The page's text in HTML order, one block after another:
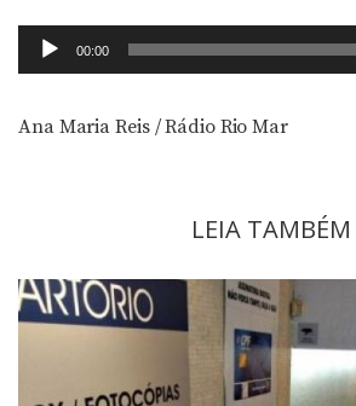
Tocador
de
00:00
Ana Maria Reis / Rádio Rio Mar
LEIA TAMBÉM